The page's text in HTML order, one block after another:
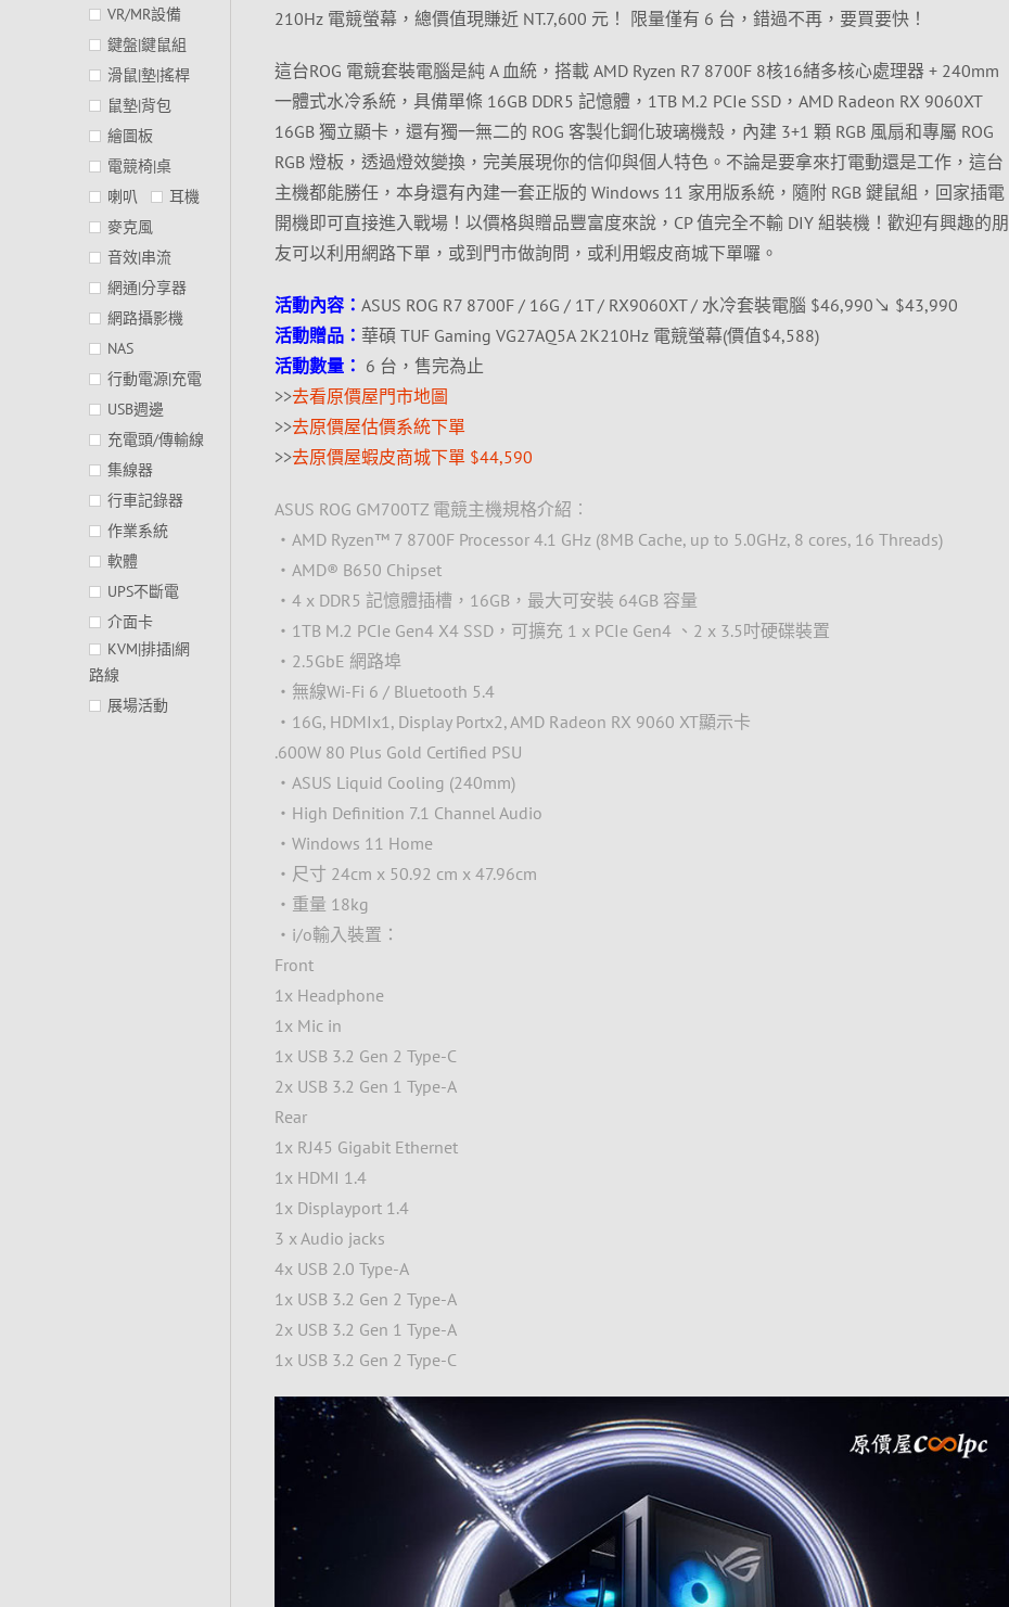
210Hz 電競螢幕，總價值現賺近 NT.7,600 元！ 限量僅有 6 台，錯過不再，要買要快！
這台ROG 電競套裝電腦是純 A 血統，搭載 AMD Ryzen R7 8700F 8核16緒多核心處理器 + 240mm
一體式水冷系統，具備單條 16GB DDR5 記憶體，1TB M.2 PCIe SSD，AMD Radeon RX 9060XT
16GB 獨立顯卡，還有獨一無二的 ROG 客製化鋼化玻璃機殼，內建 3+1 顆 RGB 風扇和專屬 ROG
RGB 燈板，透過燈效變換，完美展現你的信仰與個人特色。不論是要拿來打電動還是工作，這台
主機都能勝任，本身還有內建一套正版的 Windows 11 家用版系統，隨附 RGB 鍵鼠組，回家插電
開機即可直接進入戰場！以價格與贈品豐富度來說，CP 值完全不輸 DIY 組裝機！歡迎有興趣的朋
友可以利用網路下單，或到門市做詢問，或利用蝦皮商城下單囉。
活動內容： ASUS ROG R7 8700F / 16G / 1T / RX9060XT / 水冷套裝電腦 $46,990↘ $43,990
活動贈品： 華碩 TUF Gaming VG27AQ5A 2K210Hz 電競螢幕(價值$4,588)
活動數量： 6 台，售完為止
>>去看原價屋門市地圖
>>去原價屋估價系統下單
>>去原價屋蝦皮商城下單 $44,590
ASUS ROG GM700TZ 電競主機規格介紹︰
‧AMD Ryzen™ 7 8700F Processor 4.1 GHz (8MB Cache, up to 5.0GHz, 8 cores, 16 Threads)
‧AMD® B650 Chipset
‧4 x DDR5 記憶體插槽，16GB，最大可安裝 64GB 容量
‧1TB M.2 PCIe Gen4 X4 SSD，可擴充 1 x PCIe Gen4 、2 x 3.5吋硬碟裝置
‧2.5GbE 網路埠
‧無線Wi-Fi 6 / Bluetooth 5.4
‧16G, HDMIx1, Display Portx2, AMD Radeon RX 9060 XT顯示卡
.600W 80 Plus Gold Certified PSU
‧ASUS Liquid Cooling (240mm)
‧High Definition 7.1 Channel Audio
‧Windows 11 Home
‧尺寸 24cm x 50.92 cm x 47.96cm
‧重量 18kg
‧i/o輸入裝置：
Front
1x Headphone
1x Mic in
1x USB 3.2 Gen 2 Type-C
2x USB 3.2 Gen 1 Type-A
Rear
1x RJ45 Gigabit Ethernet
1x HDMI 1.4
1x Displayport 1.4
3 x Audio jacks
4x USB 2.0 Type-A
1x USB 3.2 Gen 2 Type-A
2x USB 3.2 Gen 1 Type-A
1x USB 3.2 Gen 2 Type-C
VR/MR設備
鍵盤|鍵鼠組
滑鼠|墊|搖桿
鼠墊|背包
繪圖板
電競椅|桌
喇叭
耳機
麥克風
音效|串流
網通|分享器
網路攝影機
NAS
行動電源|充電
USB週邊
充電頭/傳輸線
集線器
行車記錄器
作業系統
軟體
UPS不斷電
介面卡
KVM|排插|網
路線
展場活動